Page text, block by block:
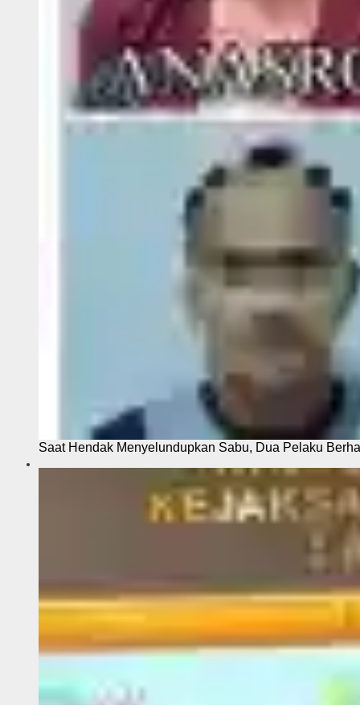
Saat Hendak Menyelundupkan Sabu, Dua Pelaku